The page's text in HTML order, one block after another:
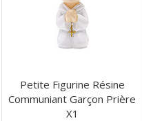
Petite Figurine Résine
Communiant Garçon Prière
X1